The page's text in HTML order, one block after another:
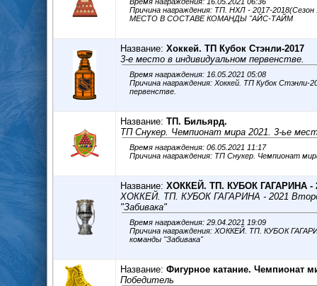
Причина награждения: ТП. НХЛ - 2017-2018(Сезон 1) КУБОК КТП (Командный Кубок)
МЕСТО В СОСТАВЕ КОМАНДЫ "АЙС-ТАЙМ
Название: Хоккей. ТП Кубок Стэнли-2017
3-е место в индивидуальном первенстве.
Время награждения: 16.05.2021 05:08
Причина награждения: Хоккей. ТП Кубок Стэнли-2017 3-е место в
первенстве.
Название: ТП. Бильярд.
ТП Снукер. Чемпионат мира 2021. 3-ье
Время награждения: 06.05.2021 11:17
Причина награждения: ТП Снукер. Чемпионат
Название: ХОККЕЙ. ТП. КУБОК ГАГАРИНА -
ХОККЕЙ. ТП. КУБОК ГАГАРИНА - 2021
"Забивака"
Время награждения: 29.04.2021 19:09
Причина награждения: ХОККЕЙ. ТП. КУБОК
команды "Забивака"
Название: Фигурное катание. Чемпионат
Победитель